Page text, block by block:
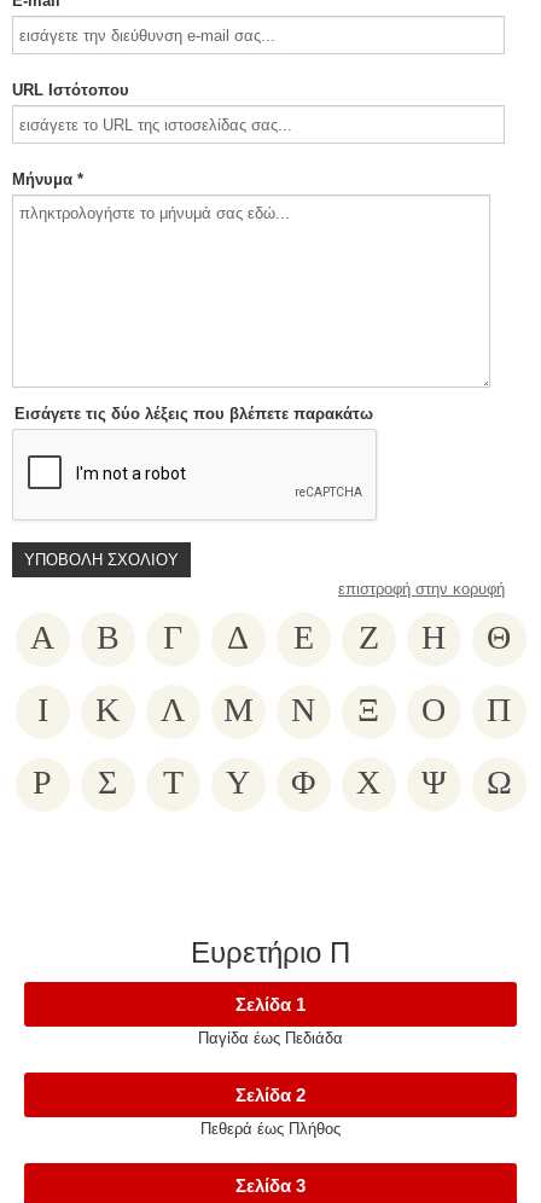
URL Ιστότοπου
Μήνυμα *
Εισάγετε τις δύο λέξεις που βλέπετε παρακάτω
επιστροφή στην κορυφή
Α Β Γ Δ Ε Ζ Η Θ
Ι Κ Λ Μ Ν Ξ Ο Π
Ρ Σ Τ Υ Φ Χ Ψ Ω
Ευρετήριο Π
Σελίδα 1
Παγίδα έως Πεδιάδα
Σελίδα 2
Πεθερά έως Πλήθος
Σελίδα 3